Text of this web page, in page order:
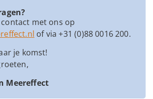
met ons op
of via +31 (0)88 0016 200.
je komst!
Meereffect